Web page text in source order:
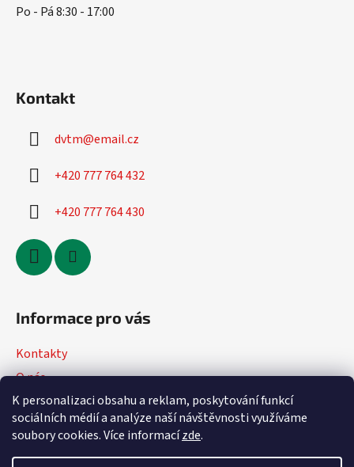
K personalizaci obsahu a reklam, poskytování funkcí
sociálních médií a analýze naší návštěvnosti využíváme
soubory cookies. Více informacízde.
Po - Pá 8:30 - 17:00
Kontakt
dvtm@email.cz
+420 777 764 432
+420 777 764 430
Informace pro vás
Kontakty
O nás
Jak nakupovat
Obchodní podmínky